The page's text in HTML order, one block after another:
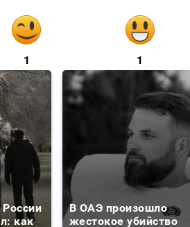
1 1
как
В ОАЭ произошло
жестокое убийство